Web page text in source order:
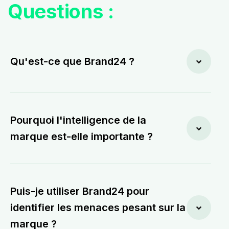
Questions :
Qu'est-ce que Brand24 ?
Pourquoi l'intelligence de la
marque est-elle importante ?
Puis-je utiliser Brand24 pour
identifier les menaces pesant sur la
marque ?